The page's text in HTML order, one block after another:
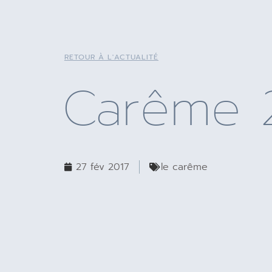
RETOUR À L'ACTUALITÉ
Carême
27 fév 2017 le carême